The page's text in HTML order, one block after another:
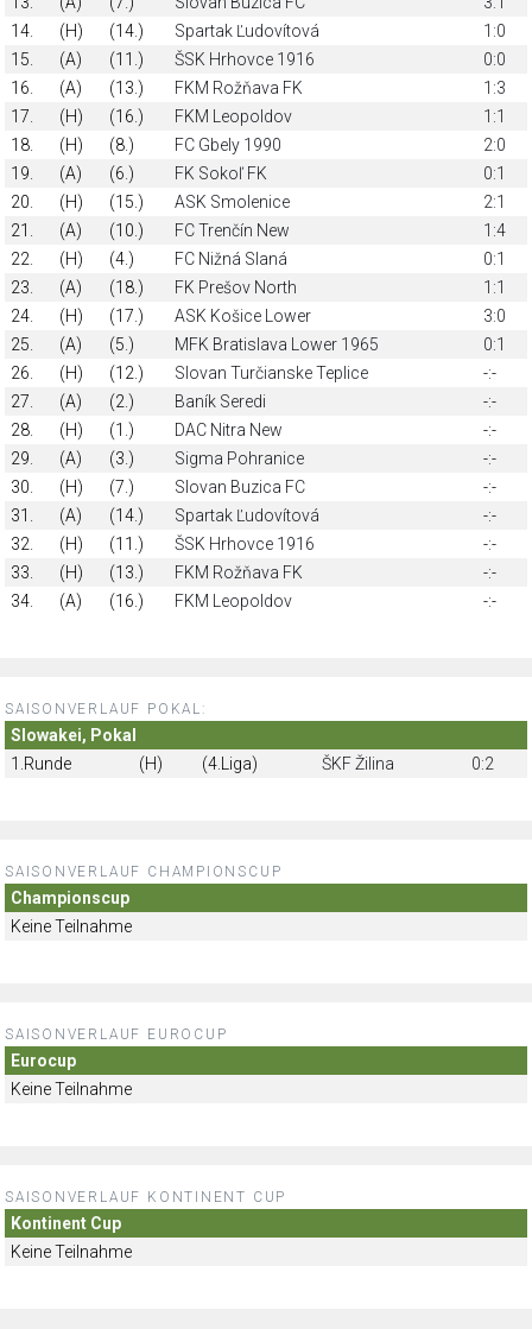
14.
(H) (14.) Spartak Ľudovítová
1:0
15.
(A) (11.) ŠSK Hrhovce 1916
0:0
16.
(A) (13.) FKM Rožňava FK
1:3
17.
(H) (16.) FKM Leopoldov
1:1
18.
(H) (8.) FC Gbely 1990
2:0
19.
(A) (6.) FK Sokoľ FK
0:1
20.
(H) (15.) ASK Smolenice
2:1
21.
(A) (10.) FC Trenčín New
1:4
22.
(H) (4.) FC Nižná Slaná
0:1
23.
(A) (18.) FK Prešov North
1:1
24.
(H) (17.) ASK Košice Lower
3:0
25.
(A) (5.) MFK Bratislava Lower 1965
0:1
26.
(H) (12.) Slovan Turčianske Teplice
-:-
27.
(A) (2.) Baník Seredi
-:-
28.
(H) (1.) DAC Nitra New
-:-
29.
(A) (3.) Sigma Pohranice
-:-
30.
(H) (7.) Slovan Buzica FC
-:-
31.
(A) (14.) Spartak Ľudovítová
-:-
32.
(H) (11.) ŠSK Hrhovce 1916
-:-
33.
(H) (13.) FKM Rožňava FK
-:-
34.
(A) (16.) FKM Leopoldov -:-
SAISONVERLAUF POKAL:
Slowakei, Pokal
1.Runde
(H) (4.Liga) ŠKF Žilina 0:2
SAISONVERLAUF CHAMPIONSCUP
Championscup
Keine Teilnahme
SAISONVERLAUF EUROCUP
Eurocup
Keine Teilnahme
SAISONVERLAUF KONTINENT CUP
Kontinent Cup
Keine Teilnahme